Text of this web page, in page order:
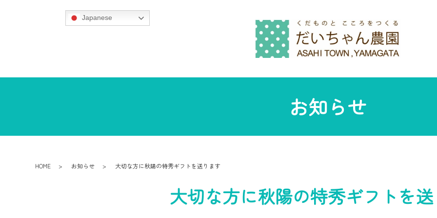
Japanese
お知らせ
HOME お知らせ 大切な方に秋陽の特秀ギフトを送ります
大切な方に秋陽の特秀ギフトを